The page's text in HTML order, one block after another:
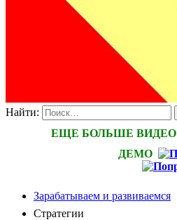
Найти:
ЕЩЕ БОЛЬШЕ ВИДЕО
ДЕМО
Зарабатываем и развиваемся
Стратегии